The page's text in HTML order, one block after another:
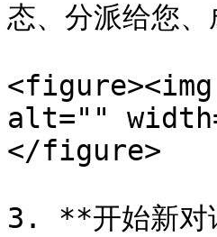
态、分派给您
alt=""
</figure>
3. **开始新对